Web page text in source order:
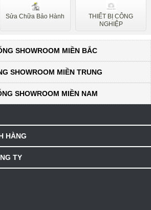
Sửa Chữa Bảo Hành
THIẾT BỊ CÔNG
NGHIỆP
SHOWROOM MIỀN BẮC
SHOWROOM MIỀN TRUNG
SHOWROOM MIỀN NAM
HÀNG
TY